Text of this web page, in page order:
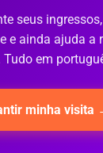
seus
e ainda ajuda a
Tudo em
minha visita